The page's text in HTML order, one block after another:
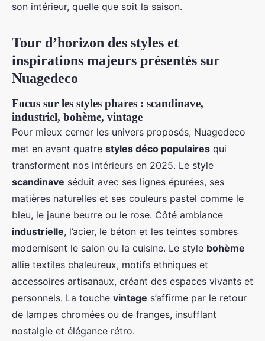
son intérieur, quelle que soit la saison.
Tour d’horizon des styles et
inspirations majeurs présentés sur
Nuagedeco
Focus sur les styles phares : scandinave,
industriel, bohème, vintage
Pour mieux cerner les univers proposés, Nuagedeco
met en avant quatre styles déco populaires qui
transforment nos intérieurs en 2025. Le style
scandinave séduit avec ses lignes épurées, ses
matières naturelles et ses couleurs pastel comme le
bleu, le jaune beurre ou le rose. Côté ambiance
industrielle, l’acier, le béton et les teintes sombres
modernisent le salon ou la cuisine. Le style bohème
allie textiles chaleureux, motifs ethniques et
accessoires artisanaux, créant des espaces vivants et
personnels. La touche vintage s’affirme par le retour
de lampes chromées ou de franges, insufflant
nostalgie et élégance rétro.